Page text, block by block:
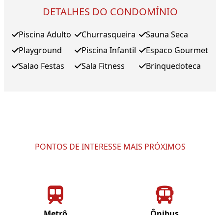
DETALHES DO CONDOMÍNIO
Piscina Adulto
Playground
Salao Festas
Churrasqueira
Piscina Infantil
Sala Fitness
Sauna Seca
Espaco Gourmet
Brinquedoteca
PONTOS DE INTERESSE MAIS PRÓXIMOS